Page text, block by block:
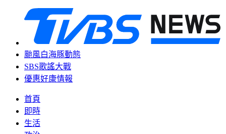
颱風白海豚動態
SBS歌謠大戰
優惠好康情報
首頁
即時
生活